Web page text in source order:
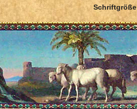
Schriftgröße